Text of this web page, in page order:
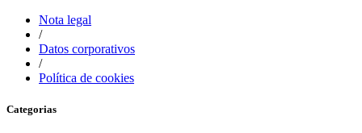
Nota legal
/
Datos corporativos
/
Política de cookies
Categorias